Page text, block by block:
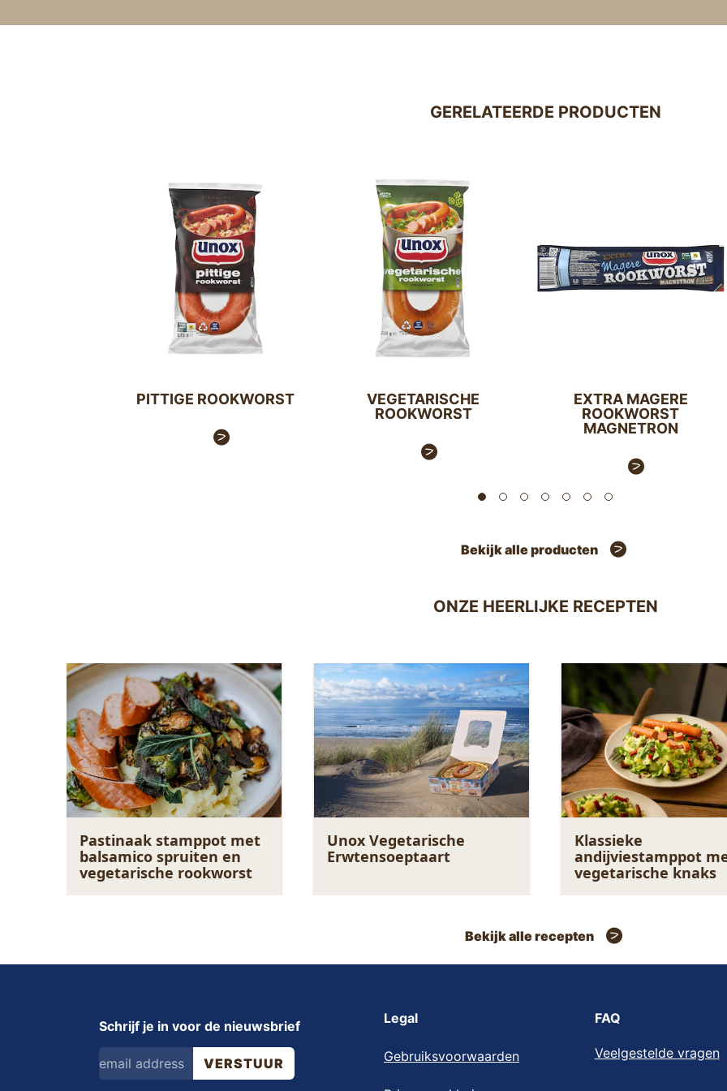
GERELATEERDE PRODUCTEN
PITTIGE ROOKWORST
VEGETARISCHE
ROOKWORST
EXTRA MAGERE
ROOKWORST
MAGNETRON
Bekijk alle producten
ONZE HEERLIJKE RECEPTEN
Pastinaak stamppot met
balsamico spruiten en
vegetarische rookworst
Unox Vegetarische
Erwtensoeptaart
Klassieke
andijviestamppot
vegetarische knaks
Bekijk alle recepten
Schrijf je in voor de nieuwsbrief
VERSTUUR
Legal
Gebruiksvoorwaarden
FAQ
Veelgestelde vragen